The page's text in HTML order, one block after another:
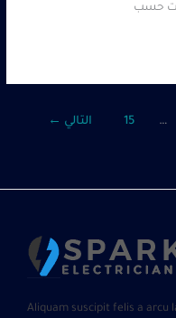
حسب
…
15 التالي ←
Aliquam suscipit felis a arcu